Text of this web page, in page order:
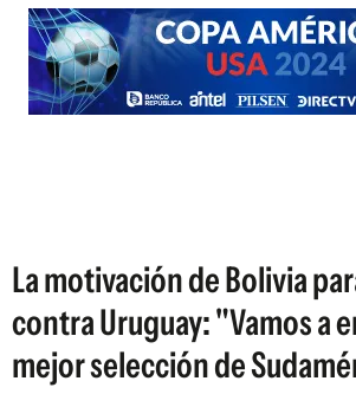
ESPAÑA
ESTADOS UNIDOS
La motivación de Bolivia
contra Uruguay: "Vamos a
mejor selección de